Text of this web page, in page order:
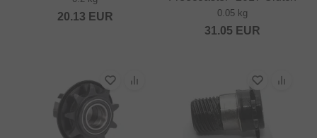
20.13 EUR 0.05 kg
31.05 EUR